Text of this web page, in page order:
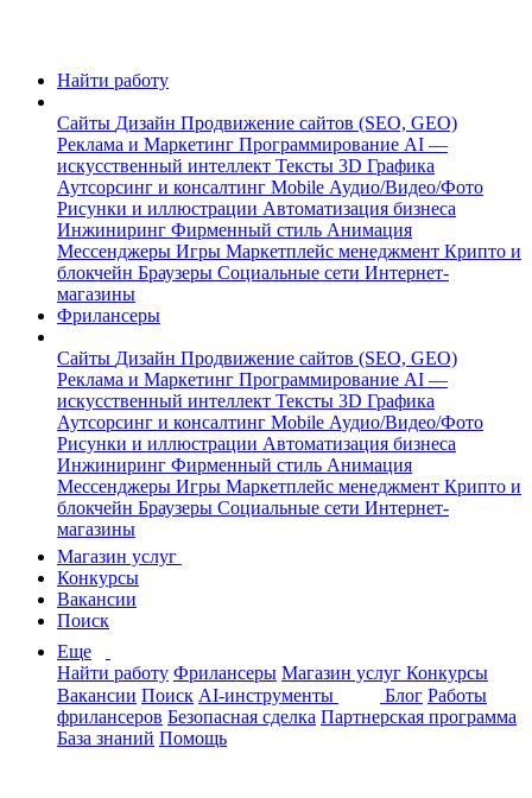
Найти работу
Сайты Дизайн Продвижение сайтов (SEO, GEO)
Реклама и Маркетинг Программирование AI —
искусственный интеллект Тексты 3D Графика
Аутсорсинг и консалтинг Mobile Аудио/Видео/Фото
Рисунки и иллюстрации Автоматизация бизнеса
Инжиниринг Фирменный стиль Анимация
Мессенджеры Игры Маркетплейс менеджмент Крипто и
блокчейн Браузеры Социальные сети Интернет-
магазины
Фрилансеры
Сайты Дизайн Продвижение сайтов (SEO, GEO)
Реклама и Маркетинг Программирование AI —
искусственный интеллект Тексты 3D Графика
Аутсорсинг и консалтинг Mobile Аудио/Видео/Фото
Рисунки и иллюстрации Автоматизация бизнеса
Инжиниринг Фирменный стиль Анимация
Мессенджеры Игры Маркетплейс менеджмент Крипто и
блокчейн Браузеры Социальные сети Интернет-
магазины
Магазин услуг
Конкурсы
Вакансии
Поиск
Еще
Найти работу Фрилансеры Магазин услуг Конкурсы
Вакансии Поиск AI-инструменты Блог Работы
фрилансеров Безопасная сделка Партнерская программа
База знаний Помощь